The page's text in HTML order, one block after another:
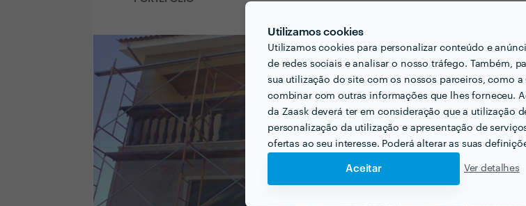
Utilizamos cookies
Utilizamos cookies para personalizar conteúdo e
de redes sociais e analisar o nosso tráfego. Também,
sua utilização do site com os nossos parceiros, como
combinar com outras informações que lhes forneceu.
da Zaask deverá ter em consideração que a utilização
personalização da utilização e apresentação de
ofertas ao seu interesse. Poderá alterar as suas
Aceitar Ver detalhes